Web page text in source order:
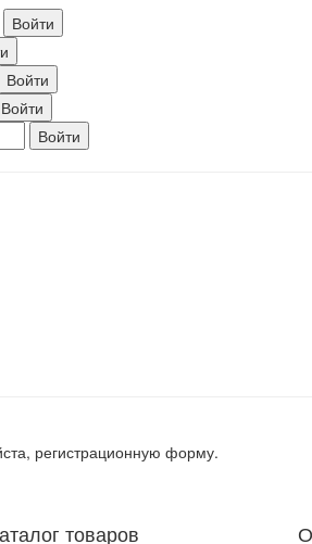
регистрационную форму.
товаров